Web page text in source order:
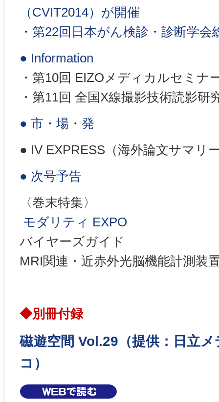
（CVIT2014）が開催
・ 第22回日本がん検診・診断学会
● Information
・第10回 EIZOメディカルセミナ
・第11回 全国X線撮影技術読影研
● 市・場・発
● IV EXPRESS（海外論文サマリ
● 次号予告
〈巻末特集〉
モダリティ EXPO
バイヤーズガイド
MRI関連・近赤外光脳機能計測装
◆別冊付録
磁遊空間 Vol.29（提供：日立メ
コ）